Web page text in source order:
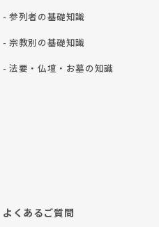
- 参列者の基礎知識
- 宗教別の基礎知識
- 法要・仏壇・お墓の知識
よくあるご質問